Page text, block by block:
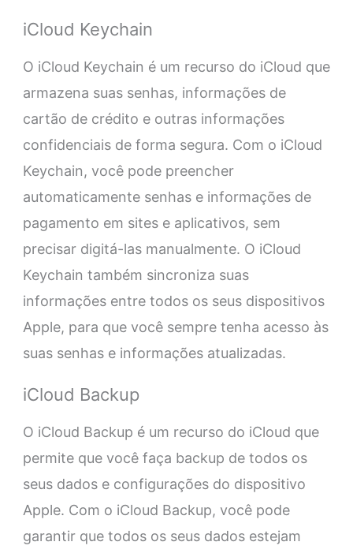
iCloud Keychain
O iCloud Keychain é um recurso do iCloud que
armazena suas senhas, informações de
cartão de crédito e outras informações
confidenciais de forma segura. Com o iCloud
Keychain, você pode preencher
automaticamente senhas e informações de
pagamento em sites e aplicativos, sem
precisar digitá-las manualmente. O iCloud
Keychain também sincroniza suas
informações entre todos os seus dispositivos
Apple, para que você sempre tenha acesso às
suas senhas e informações atualizadas.
iCloud Backup
O iCloud Backup é um recurso do iCloud que
permite que você faça backup de todos os
seus dados e configurações do dispositivo
Apple. Com o iCloud Backup, você pode
garantir que todos os seus dados estejam